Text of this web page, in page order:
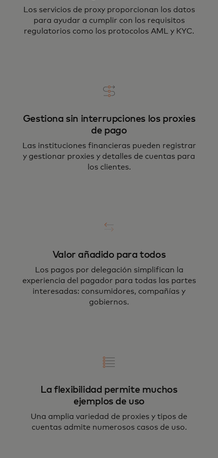
Los servicios de proxy proporcionan los datos
para ayudar a cumplir con los requisitos
regulatorios como los protocolos AML y KYC.
Gestiona sin interrupciones los proxies
de pago
Las instituciones financieras pueden registrar
y gestionar proxies y detalles de cuentas para
los clientes.
Valor añadido para todos
Los pagos por delegación simplifican la
experiencia del pagador para todas las partes
interesadas: consumidores, compañías y
gobiernos.
La flexibilidad permite muchos
ejemplos de uso
Una amplia variedad de proxies y tipos de
cuentas admite numerosos casos de uso.